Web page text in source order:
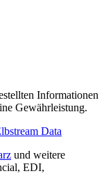
Informationen
Gewährleistung.
Data
und weitere
EDI,